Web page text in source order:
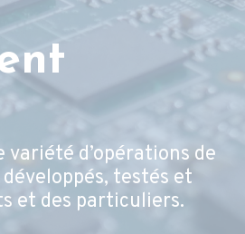
d’opérations de
testés et
et des particuliers.